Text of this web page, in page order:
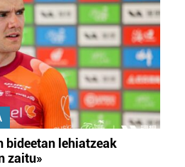
bideetan lehiatzeak
zaitu»